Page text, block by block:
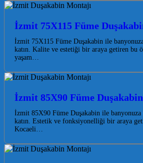
İzmit 75X115 Füme
İzmit 75X115 Füme Duşakabin ile
katın. Kalite ve estetiği bir araya getiren bu
yaşam…
İzmit 85X90 Füme Duşakabin
İzmit 85X90 Füme Duşakabin ile
katın. Estetik ve fonksiyonelliği bir araya
Kocaeli…